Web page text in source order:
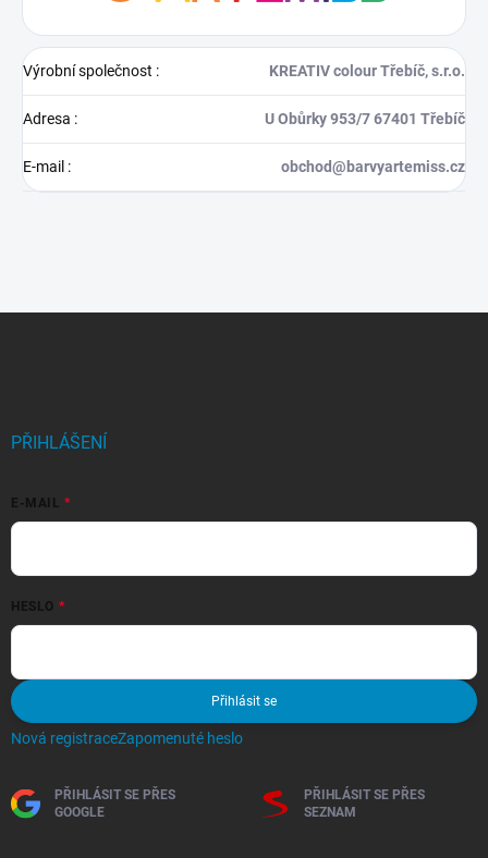
Výrobní společnost : KREATIV colour Třebíč, s.r.o.
Adresa : U Obůrky 953/7 67401 Třebíč
E-mail : obchod@barvyartemiss.cz
PŘIHLÁŠENÍ
E-MAIL
HESLO
Přihlásit se
Nová registraceZapomenuté heslo
PŘIHLÁSIT SE PŘES
GOOGLE
PŘIHLÁSIT SE PŘES
SEZNAM